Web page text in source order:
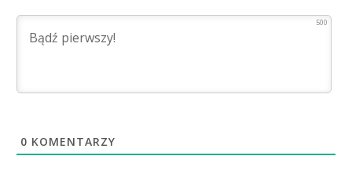
500
0 KOMENTARZY